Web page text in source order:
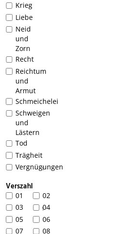
Krieg
Liebe
Neid
und
Zorn
Recht
Reichtum
und
Armut
Schmeichelei
Schweigen
und
Lästern
Tod
Trägheit
1
Vergnügungen
Verszahl
01
02
03
104
05
06
07
08